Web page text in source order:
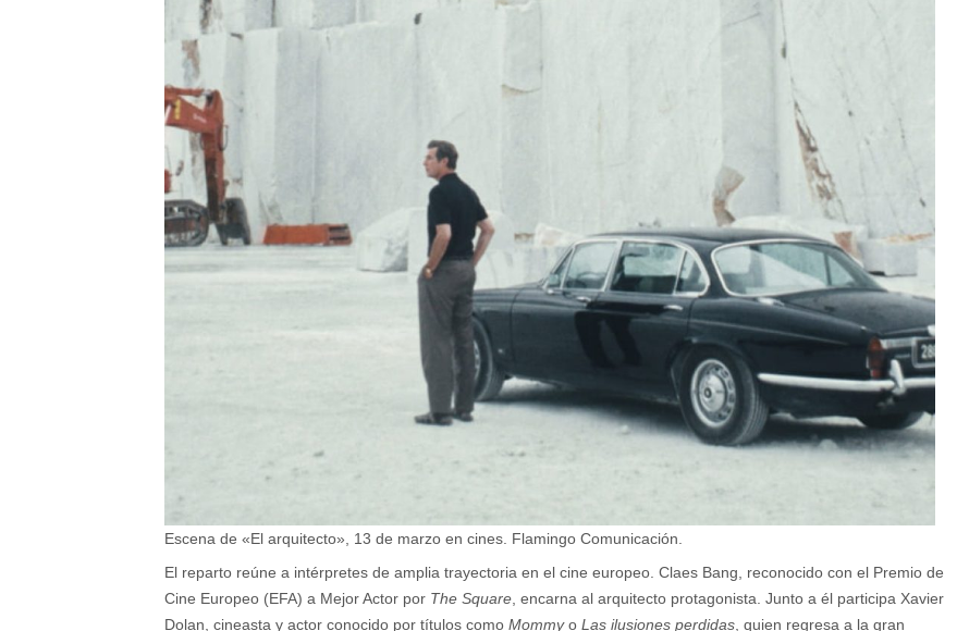
Escena de «El arquitecto», 13 de marzo en cines. Flamingo Comunicación.
El reparto reúne a intérpretes de amplia trayectoria en el cine europeo. Claes Bang, reconocido con el Premio de
Cine Europeo (EFA) a Mejor Actor por The Square, encarna al arquitecto protagonista. Junto a él participa Xavier
Dolan, cineasta y actor conocido por títulos como Mommyo Las ilusiones perdidas, quien regresa a la gran